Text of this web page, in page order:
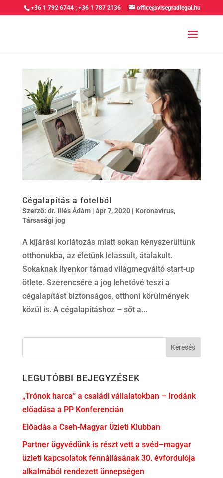
+36 1 792 6744 ;+36 1 787 2136 office@visegradlegal.hu
Cégalapítás a fotelból
Szerző: dr. Illés Ádám| ápr 7, 2020| Koronavírus,
Társasági jog
A kijárási korlátozás miatt sokan kényszerültünk
otthonukba, az életünk lelassult, átalakult.
Sokaknak ilyenkor támad világmegváltó start-up
ötlete. Szerencsére a jog lehetővé teszi a
cégalapítást biztonságos, otthoni körülmények
közül is. A cégalapításhoz – sőt a...
LEGUTÓBBI BEJEGYZÉSEK
„Trónok harca” a családi vállalatokban – Irodánk
előadása a PP Konferencián
Előadás a Cseh-Magyar Üzleti Klubban
Partner ügyvédünk is részt vett a svéd–magyar
üzleti kapcsolatok fennállásának 30. évfordulója
alkalmából rendezett ünnepségen